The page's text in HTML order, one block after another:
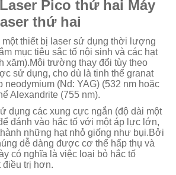
Pico thứ hai Máy
thứ hai
một thiết bị laser sử dụng thời lượng
mục tiêu sắc tố nội sinh và các hạt
xăm).Môi trường thay đổi tùy theo
sử dụng, cho dù là tinh thể granat
neodymium (Nd: YAG) (532 nm hoặc
Alexandrite (755 nm).
dụng các xung cực ngắn (độ dài một
đánh vào hắc tố với một áp lực lớn,
những hạt nhỏ giống như bụi.Bởi
dễ dàng được cơ thể hấp thụ và
có nghĩa là việc loại bỏ hắc tố
điều trị hơn.